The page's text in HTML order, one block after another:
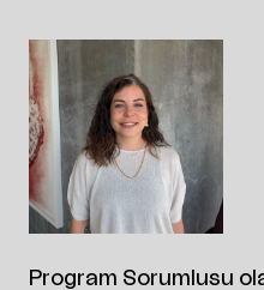
Program Sorumlusu